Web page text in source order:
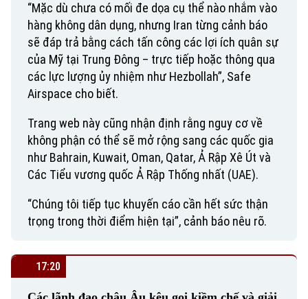
“Mặc dù chưa có mối đe dọa cụ thể nào nhắm vào
hàng không dân dụng, nhưng Iran từng cảnh báo
sẽ đáp trả bằng cách tấn công các lợi ích quân sự
của Mỹ tại Trung Đông – trực tiếp hoặc thông qua
các lực lượng ủy nhiệm như Hezbollah”, Safe
Airspace cho biết.
Trang web này cũng nhận định rằng nguy cơ về
không phận có thể sẽ mở rộng sang các quốc gia
như Bahrain, Kuwait, Oman, Qatar, Ả Rập Xê Út và
Các Tiểu vương quốc Ả Rập Thống nhất (UAE).
“Chúng tôi tiếp tục khuyến cáo cần hết sức thận
trọng trong thời điểm hiện tại”, cảnh báo nêu rõ.
17:20